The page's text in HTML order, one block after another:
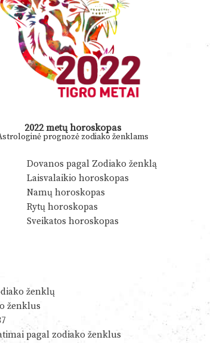
2022 metų horoskopas
prognozė zodiako ženklams
Dovanos pagal Zodiako ženklą
Laisvalaikio horoskopas
Namų horoskopas
Rytų horoskopas
Sveikatos horoskopas
ženklų
ženklus
pagal zodiako ženklus